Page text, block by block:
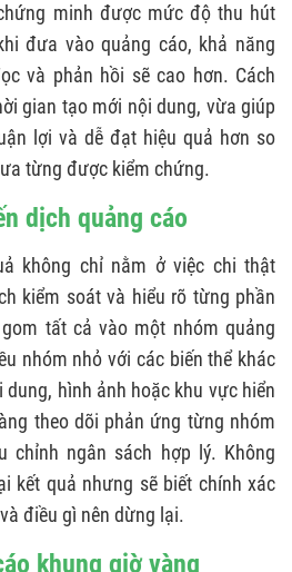
minh được mức độ thu hút
đưa vào quảng cáo, khả năng
và phản hồi sẽ cao hơn. Cách
gian tạo mới nội dung, vừa giúp
lợi và dễ đạt hiệu quả hơn so
từng được kiểm chứng.
dịch quảng cáo
không chỉ nằm ở việc chi thật
kiểm soát và hiểu rõ từng phần
tất cả vào một nhóm quảng
nhóm nhỏ với các biến thể khác
dung, hình ảnh hoặc khu vực hiển
theo dõi phản ứng từng nhóm
chỉnh ngân sách hợp lý. Không
kết quả nhưng sẽ biết chính xác
điều gì nên dừng lại.
khung giờ vàng